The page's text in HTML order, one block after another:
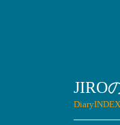
JIRO
DiaryINDEX